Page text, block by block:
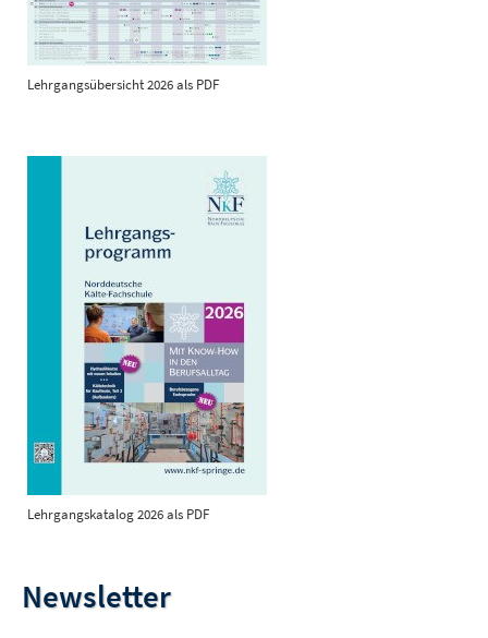
Lehrgangsübersicht 2026 als PDF
Lehrgangskatalog 2026 als PDF
Newsletter